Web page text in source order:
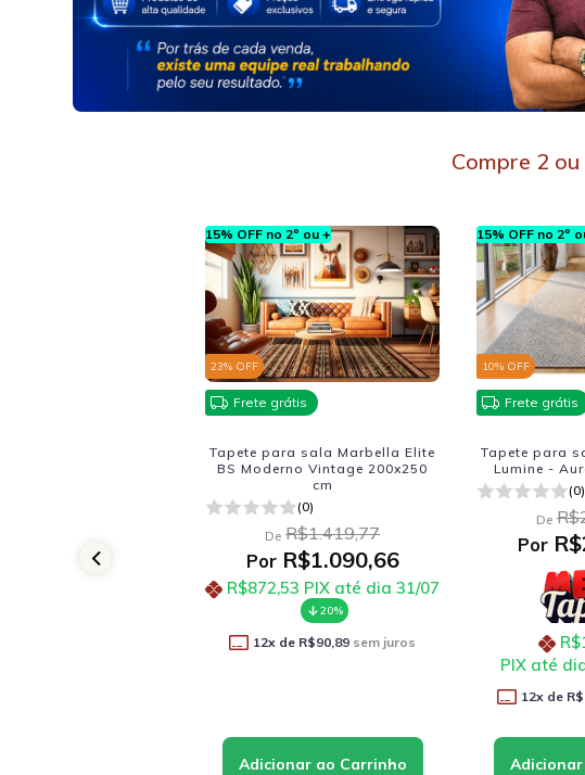
Compre 2
R$2.536,41
15% OFF no 2º ou +
23% OFF
Frete grátis
Tapete para sala Marbella Elite
BS Moderno Vintage 200x250
cm
(0)
De R$1.419,77
PorR$1.090,66
R$872,53 PIX até dia 31/07
20%
12x de R$90,89 sem juros
15% OFF no 2º
10% OFF
Frete grátis
Tapete para
Lumine -
(0)
De
Por
PIX até
12x de